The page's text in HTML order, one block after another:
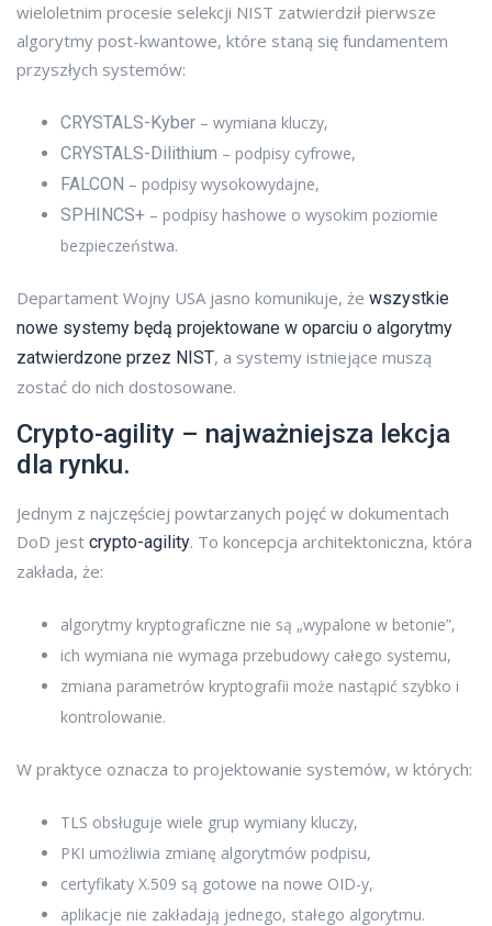
wieloletnim procesie selekcji NIST zatwierdził pierwsze
algorytmy post-kwantowe, które staną się fundamentem
przyszłych systemów:
CRYSTALS-Kyber – wymiana kluczy,
CRYSTALS-Dilithium – podpisy cyfrowe,
FALCON – podpisy wysokowydajne,
SPHINCS+ – podpisy hashowe o wysokim poziomie
bezpieczeństwa.
Departament Wojny USA jasno komunikuje, że wszystkie
nowe systemy będą projektowane w oparciu o algorytmy
zatwierdzone przez NIST, a systemy istniejące muszą
zostać do nich dostosowane.
Crypto-agility – najważniejsza lekcja
dla rynku.
Jednym z najczęściej powtarzanych pojęć w dokumentach
DoD jest crypto-agility. To koncepcja architektoniczna, która
zakłada, że:
algorytmy kryptograficzne nie są „wypalone w betonie”,
ich wymiana nie wymaga przebudowy całego systemu,
zmiana parametrów kryptografii może nastąpić szybko i
kontrolowanie.
W praktyce oznacza to projektowanie systemów, w których:
TLS obsługuje wiele grup wymiany kluczy,
PKI umożliwia zmianę algorytmów podpisu,
certyfikaty X.509 są gotowe na nowe OID-y,
aplikacje nie zakładają jednego, stałego algorytmu.